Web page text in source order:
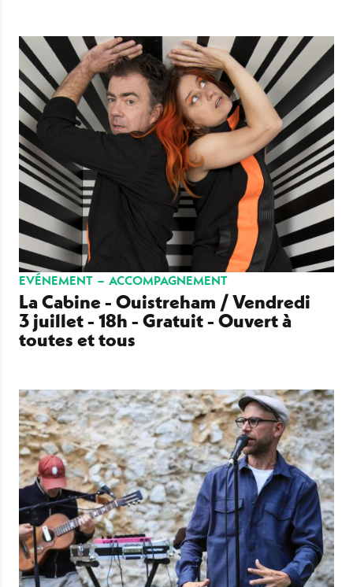
EVÉNEMENT ACCOMPAGNEMENT
La Cabine - Ouistreham / Vendredi
3 juillet - 18h - Gratuit - Ouvert à
toutes et tous